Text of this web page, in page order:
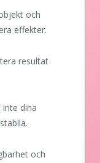
och
effekter.
resultat
inte dina
och